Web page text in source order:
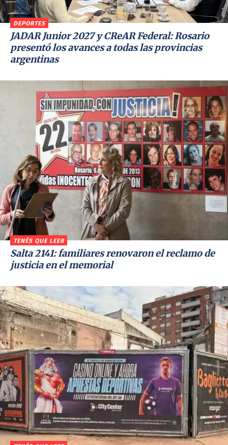
DEPORTES
JADAR Junior 2027 y CReAR Federal: Rosario
presentó los avances a todas las provincias
argentinas
TENÉS QUE LEER
Salta 2141: familiares renovaron el reclamo de
justicia en el memorial